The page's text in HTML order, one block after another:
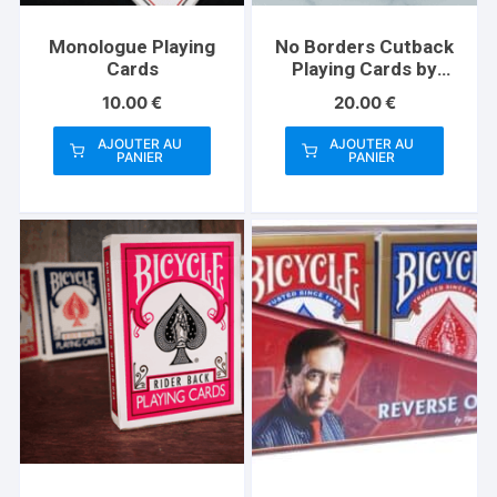
Monologue Playing
Cards
10.00€
AJOUTER AU
PANIER
No Borders Cutback
Playing Cards by
Joker and the Thief
20.00€
AJOUTER AU
PANIER